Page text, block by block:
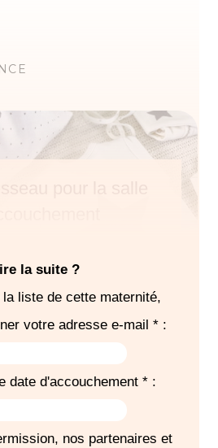
la suite ?
liste de cette maternité,
votre adresse e-mail * :
date d'accouchement * :
nos partenaires et